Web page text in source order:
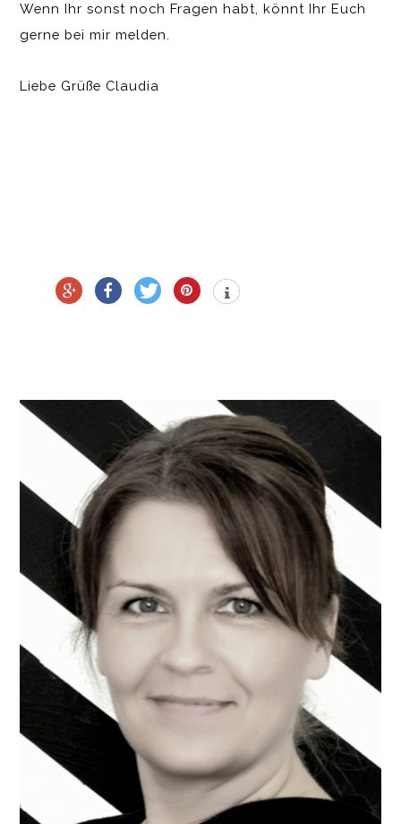
Wenn Ihr sonst noch Fragen habt, könnt Ihr Euch
gerne bei mir melden.
Liebe Grüße Claudia